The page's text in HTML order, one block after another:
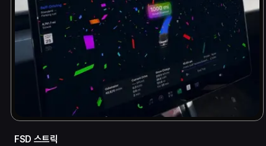
FSD 스트릭